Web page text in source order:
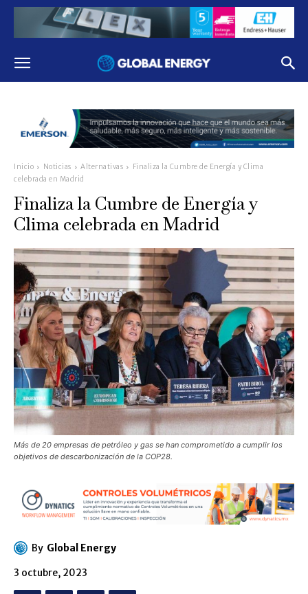
Inicio Noticias Alternativas
Finaliza la Cumbre de Energía y Clima
celebrada en Madrid
Finaliza la Cumbre de Energía y
Clima celebrada en Madrid
Más de 20 empresas de petróleo y gas se han comprometido a cumplir los
objetivos de descarbonización de la COP28.
By Global Energy
3 octubre, 2023